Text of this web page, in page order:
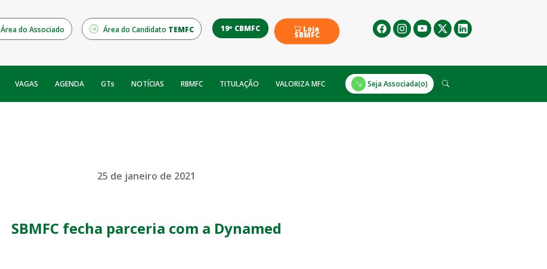
Área do Associado Área do Candidato TEMFC 19º CBMFC Loja
SBMFC
VAGAS AGENDA GTs NOTÍCIAS RBMFC TITULAÇÃO VALORIZA MFC Seja Associada(o)
25 de janeiro de 2021
SBMFC fecha parceria com a Dynamed